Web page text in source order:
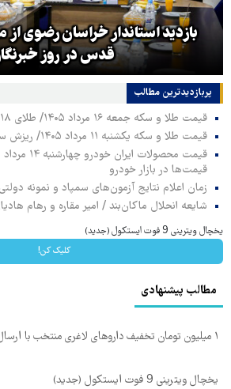
بازدید استاندار خراسان رضوی
قدس در روز
پربازدیدترین‌ مطالب
قیمت طلا و سکه جمعه ۱۶ مرداد ۱۴۰۵/ طلای ۱۸ عیار امروز چند؟
قیمت طلا و سکه یکشنبه ۱۱ مرداد ۱۴۰۵/ ریزش سنگین سکه امامی
قیمت‌ها در بازار خودرو
زمان اعلام نتایج آزمون‌های سمپاد و نمونه
شایعه انحلال ماکان‌بند / امیر مقاره و رهام
یخچال ویترینی 9 فوت ایستکول (جدید)
کلیک کن!
مطالب پیشنهادی
۱ میلیون تومان تخفیف داروهای لاغری منتخب با ارسال از داروخانه نزدیکت
یخچال ویترینی 9 فوت ایستکول (جدید)